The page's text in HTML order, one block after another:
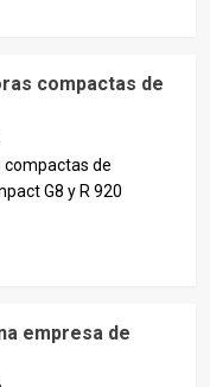
compactas de
compactas de
G8 y R 920
empresa de